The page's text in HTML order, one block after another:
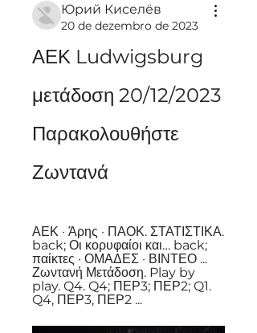
Юрий Киселёв
20 de dezembro de 2023
ΑΕΚ Ludwigsburg
μετάδοση 20/12/2023
Παρακολουθήστε
Ζωντανά
ΑΕΚ · Άρης · ΠΑΟΚ. ΣΤΑΤΙΣΤΙΚΑ.
back; Οι κορυφαίοι και… back;
παίκτες · ΟΜΑΔΕΣ · ΒΙΝΤΕΟ ...
Ζωντανή Μετάδοση. Play by
play. Q4. Q4; ΠΕΡ3; ΠΕΡ2; Q1.
Q4, ΠΕΡ3, ΠΕΡ2 ...